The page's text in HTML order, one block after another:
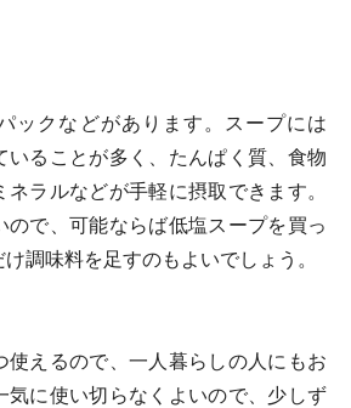
ックなどがあります。スープには
いることが多く、たんぱく質、食物
ラルなどが手軽に摂取できます。
ので、可能ならば低塩スープを買っ
調味料を足すのもよいでしょう。
使えるので、一人暮らしの人にもお
気に使い切らなくよいので、少しず